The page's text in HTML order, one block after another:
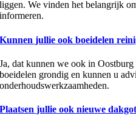
liggen. We vinden het belangrijk
informeren.
Kunnen jullie ook boeidelen
Ja, dat kunnen we ook in
boeidelen grondig en kunnen u
onderhoudswerkzaamheden.
Plaatsen jullie ook nieuwe